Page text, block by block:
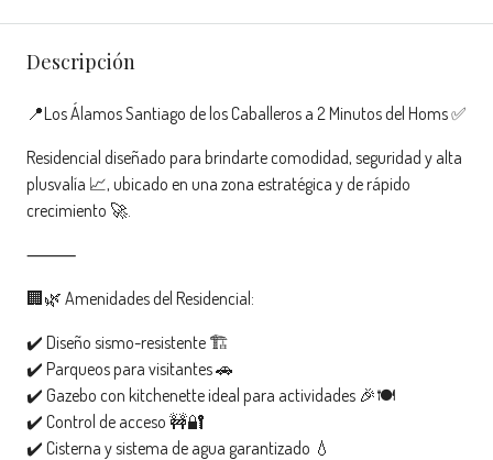
Descripción
📍Los Álamos Santiago de los Caballeros a 2 Minutos del Homs ✅
Residencial diseñado para brindarte comodidad, seguridad y alta
plusvalía 📈, ubicado en una zona estratégica y de rápido
crecimiento 🚀.
⸻
🏢🌿 Amenidades del Residencial:
✔️ Diseño sismo-resistente 🏗️
✔️ Parqueos para visitantes 🚗
✔️ Gazebo con kitchenette ideal para actividades 🎉🍽️
✔️ Control de acceso 🚧🔐
✔️ Cisterna y sistema de agua garantizado 💧